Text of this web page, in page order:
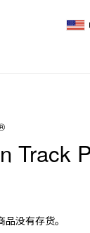
Track
没有存货。